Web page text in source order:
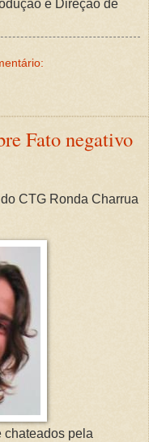
e Direção de
Fato negativo
CTG Ronda Charrua
chateados pela